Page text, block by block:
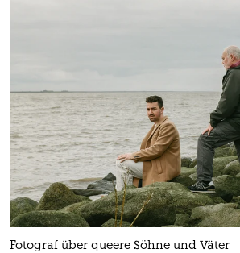
Fotograf über queere Söhne und Väter